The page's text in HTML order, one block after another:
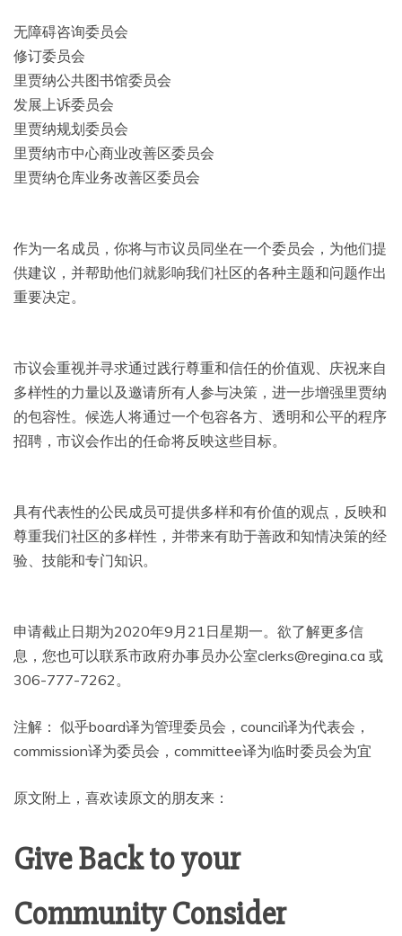
无障碍咨询委员会
修订委员会
里贾纳公共图书馆委员会
发展上诉委员会
里贾纳规划委员会
里贾纳市中心商业改善区委员会
里贾纳仓库业务改善区委员会
作为一名成员，你将与市议员同坐在一个委员会，为他们提
供建议，并帮助他们就影响我们社区的各种主题和问题作出
重要决定。
市议会重视并寻求通过践行尊重和信任的价值观、庆祝来自
多样性的力量以及邀请所有人参与决策，进一步增强里贾纳
的包容性。候选人将通过一个包容各方、透明和公平的程序
招聘，市议会作出的任命将反映这些目标。
具有代表性的公民成员可提供多样和有价值的观点，反映和
尊重我们社区的多样性，并带来有助于善政和知情决策的经
验、技能和专门知识。
申请截止日期为2020年9月21日星期一。欲了解更多信
息，您也可以联系市政府办事员办公室clerks@regina.ca 或
306-777-7262。
注解： 似乎board译为管理委员会，council译为代表会，
commission译为委员会，committee译为临时委员会为宜
原文附上，喜欢读原文的朋友来：
Give Back to your
Community Consider